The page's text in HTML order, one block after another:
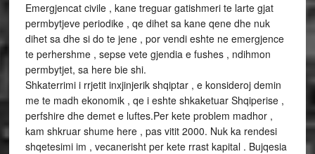
Emergjencat civile , kane treguar gatishmeri te larte gjat
permbytjeve periodike , qe dihet sa kane qene dhe nuk
dihet sa dhe si do te jene , por vendi eshte ne emergjence
te perhershme , sepse vete gjendia e fushes , ndihmon
permbytjet, sa here bie shi.
Shkaterrimi i rrjetit inxjinjerik shqiptar , e konsideroj demin
me te madh ekonomik , qe i eshte shkaketuar Shqiperise ,
perfshire dhe demet e luftes.Per kete problem madhor ,
kam shkruar shume here , pas vitit 2000. Nuk ka rendesi
shqetesimi im , vecanerisht per kete rrast kapital . Bujqesia